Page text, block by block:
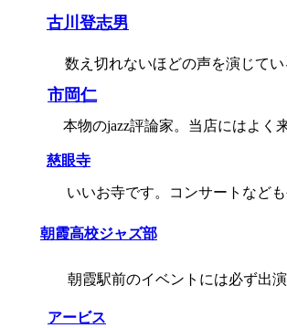
古川登志男
市岡仁
本物のjazz評論家。当店にはよく
慈眼寺
いいお寺です。コンサートなども
数え切れないほどの声を演じて
アービス
朝霞高校ジャズ部
朝霞駅前のイベントには必ず出